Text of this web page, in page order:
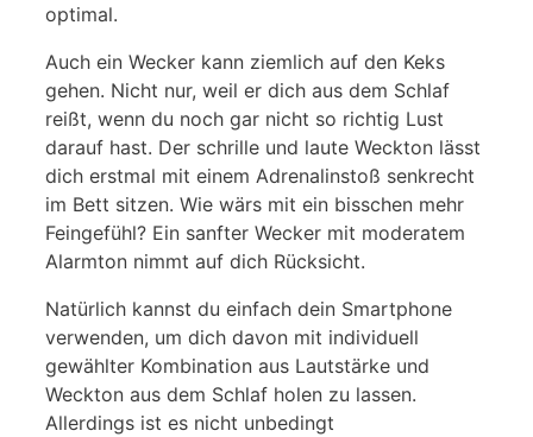
optimal.
Auch ein Wecker kann ziemlich auf den Keks
gehen. Nicht nur, weil er dich aus dem Schlaf
reißt, wenn du noch gar nicht so richtig Lust
darauf hast. Der schrille und laute Weckton lässt
dich erstmal mit einem Adrenalinstoß senkrecht
im Bett sitzen. Wie wärs mit ein bisschen mehr
Feingefühl? Ein sanfter Wecker mit moderatem
Alarmton nimmt auf dich Rücksicht.
Natürlich kannst du einfach dein Smartphone
verwenden, um dich davon mit individuell
gewählter Kombination aus Lautstärke und
Weckton aus dem Schlaf holen zu lassen.
Allerdings ist es nicht unbedingt